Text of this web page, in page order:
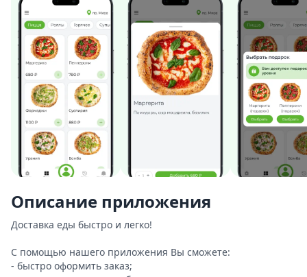
Описание приложения
Доставка еды быстро и легко!
С помощью нашего приложения Вы сможете:
- быстро оформить заказ;